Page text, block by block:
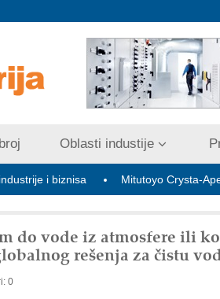
Oblasti industije
Mitutoyo Crysta-Apex V PLUS:
do vode iz atmosfere ili
rešenja za čistu
0